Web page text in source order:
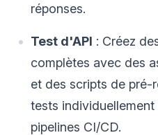
réponses.
Test d'API : Créez
complètes avec des
et des scripts de pré-
tests
pipelines CI/CD.